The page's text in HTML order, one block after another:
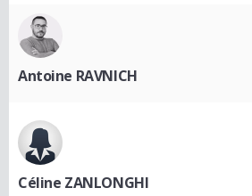
Antoine RAVNICH
Céline ZANLONGHI